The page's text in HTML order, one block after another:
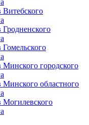
городского
областного